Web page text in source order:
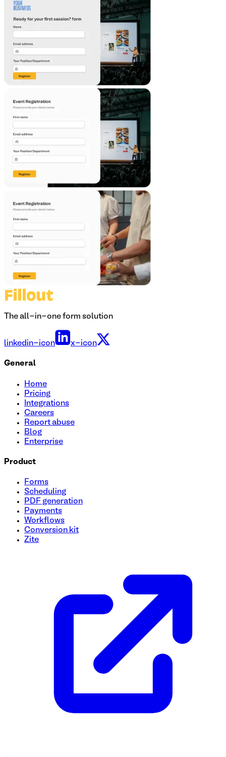
Créez un processus transparent pour recruter des affiliés
des informations essentielles telles que les données
The all-in-one form solution
linkedin-icon x-icon
General
Home
Pricing
Integrations
Careers
Report abuse
Blog
Enterprise
Product
Forms
Scheduling
PDF generation
Payments
Workflows
Conversion kit
Zite